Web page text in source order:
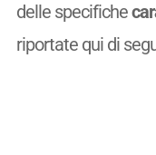
delle specifiche
riportate qui di